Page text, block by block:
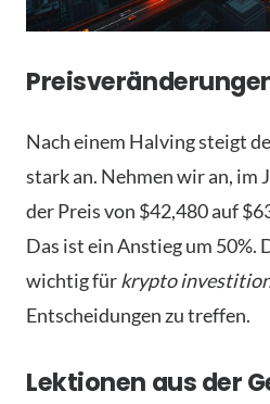
Nach einem Halving steigt
stark an. Nehmen wir an, im
der Preis von $42,480 auf
Das ist ein Anstieg um 50%.
wichtig fürkrypto
Entscheidungen zu treffen.
Lektionen aus der